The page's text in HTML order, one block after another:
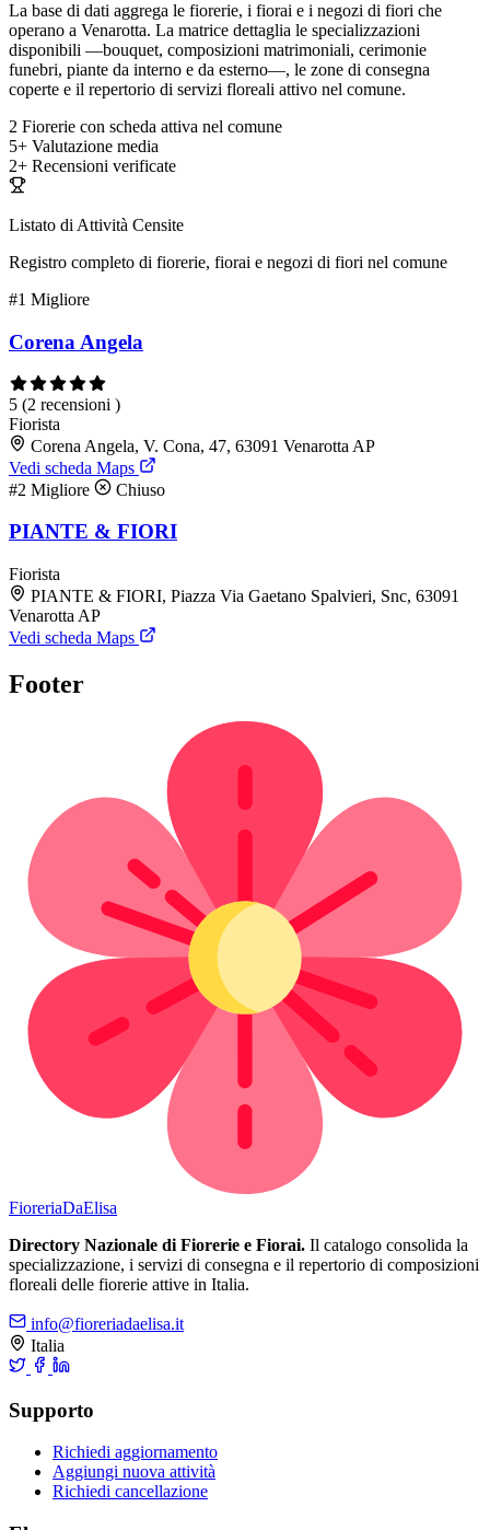
La base di dati aggrega le fiorerie, i fiorai e i negozi di fiori che
operano a Venarotta. La matrice dettaglia le specializzazioni
disponibili —bouquet, composizioni matrimoniali, cerimonie
funebri, piante da interno e da esterno—, le zone di consegna
coperte e il repertorio di servizi floreali attivo nel comune.
2 Fiorerie con scheda attiva nel comune
5+ Valutazione media
2+ Recensioni verificate
Listato di Attività Censite
Registro completo di fiorerie, fiorai e negozi di fiori nel comune
#1 Migliore
Corena Angela
5 (2 recensioni )
Fiorista
Corena Angela, V. Cona, 47, 63091 Venarotta AP
Vedi scheda Maps
#2 Migliore Chiuso
PIANTE & FIORI
Fiorista
PIANTE & FIORI, Piazza Via Gaetano Spalvieri, Snc, 63091
Venarotta AP
Vedi scheda Maps
Footer
FioreriaDaElisa
Directory Nazionale di Fiorerie e Fiorai. Il catalogo consolida la
specializzazione, i servizi di consegna e il repertorio di composizioni
floreali delle fiorerie attive in Italia.
info@fioreriadaelisa.it
Italia
Supporto
Richiedi aggiornamento
Aggiungi nuova attività
Richiedi cancellazione